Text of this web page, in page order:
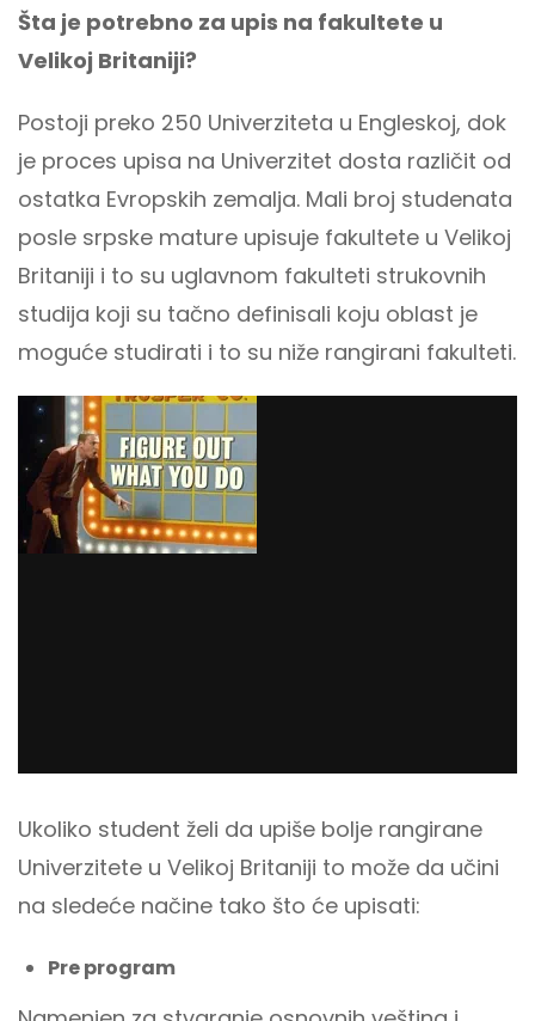
Šta je potrebno za upis na fakultete u
Velikoj Britaniji?
Postoji preko 250 Univerziteta u Engleskoj, dok
je proces upisa na Univerzitet dosta različit od
ostatka Evropskih zemalja. Mali broj studenata
posle srpske mature upisuje fakultete u Velikoj
Britaniji i to su uglavnom fakulteti strukovnih
studija koji su tačno definisali koju oblast je
moguće studirati i to su niže rangirani fakulteti.
Ukoliko student želi da upiše bolje rangirane
Univerzitete u Velikoj Britaniji to može da učini
na sledeće načine tako što će upisati:
Pre program